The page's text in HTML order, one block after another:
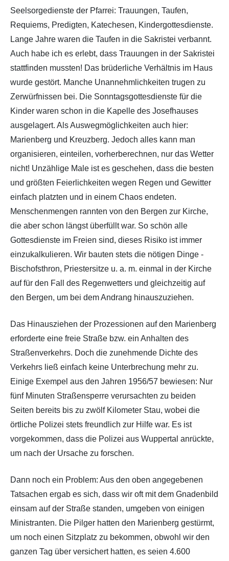
Seelsorgedienste der Pfarrei: Trauungen, Taufen,
Requiems, Predigten, Katechesen, Kindergottesdienste.
Lange Jahre waren die Taufen in die Sakristei verbannt.
Auch habe ich es erlebt, dass Trauungen in der Sakristei
stattfinden mussten! Das brüderliche Verhältnis im Haus
wurde gestört. Manche Unannehmlichkeiten trugen zu
Zerwürfnissen bei. Die Sonntagsgottesdienste für die
Kinder waren schon in die Kapelle des Josefhauses
ausgelagert. Als Auswegmöglichkeiten auch hier:
Marienberg und Kreuzberg. Jedoch alles kann man
organisieren, einteilen, vorherberechnen, nur das Wetter
nicht! Unzählige Male ist es geschehen, dass die besten
und größten Feierlichkeiten wegen Regen und Gewitter
einfach platzten und in einem Chaos endeten.
Menschenmengen rannten von den Bergen zur Kirche,
die aber schon längst überfüllt war. So schön alle
Gottesdienste im Freien sind, dieses Risiko ist immer
einzukalkulieren. Wir bauten stets die nötigen Dinge -
Bischofsthron, Priestersitze u. a. m. einmal in der Kirche
auf für den Fall des Regenwetters und gleichzeitig auf
den Bergen, um bei dem Andrang hinauszuziehen.
Das Hinausziehen der Prozessionen auf den Marienberg
erforderte eine freie Straße bzw. ein Anhalten des
Straßenverkehrs. Doch die zunehmende Dichte des
Verkehrs ließ einfach keine Unterbrechung mehr zu.
Einige Exempel aus den Jahren 1956/57 bewiesen: Nur
fünf Minuten Straßensperre verursachten zu beiden
Seiten bereits bis zu zwölf Kilometer Stau, wobei die
örtliche Polizei stets freundlich zur Hilfe war. Es ist
vorgekommen, dass die Polizei aus Wuppertal anrückte,
um nach der Ursache zu forschen.
Dann noch ein Problem: Aus den oben angegebenen
Tatsachen ergab es sich, dass wir oft mit dem Gnadenbild
einsam auf der Straße standen, umgeben von einigen
Ministranten. Die Pilger hatten den Marienberg gestürmt,
um noch einen Sitzplatz zu bekommen, obwohl wir den
ganzen Tag über versichert hatten, es seien 4.600